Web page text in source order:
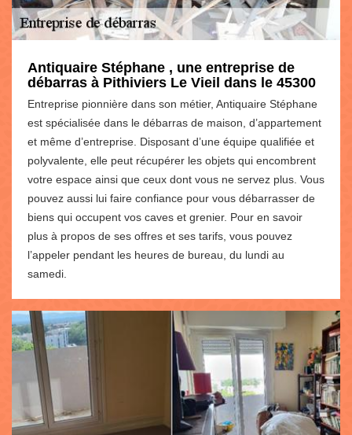
Antiquaire Stéphane , une entreprise de
débarras à Pithiviers Le Vieil dans le 45300
Entreprise pionnière dans son métier, Antiquaire Stéphane
est spécialisée dans le débarras de maison, d’appartement
et même d’entreprise. Disposant d’une équipe qualifiée et
polyvalente, elle peut récupérer les objets qui encombrent
votre espace ainsi que ceux dont vous ne servez plus. Vous
pouvez aussi lui faire confiance pour vous débarrasser de
biens qui occupent vos caves et grenier. Pour en savoir
plus à propos de ses offres et ses tarifs, vous pouvez
l’appeler pendant les heures de bureau, du lundi au
samedi.